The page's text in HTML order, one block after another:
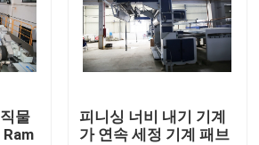
물
피니싱 너비 내기 기계
가 연속 세정 기계 패브